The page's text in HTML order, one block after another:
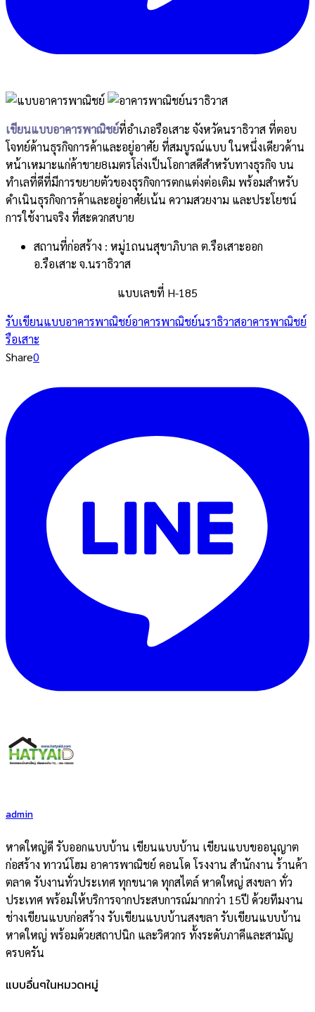
เขียนแบบอาคารพาณิชย์ที่อำเภอรือเสาะ จังหวัดนราธิวาส ที่ตอบ
โจทย์ด้านธุรกิจการค้าและอยู่อาศัย ที่สมบูรณ์แบบ ในหนึ่งเดียวด้าน
หน้าเหมาะแก่ค้าขาย8เมตรโล่งเป็นโอกาสดีสำหรับทางธุรกิจ บน
ทำเลที่ดีที่มีการขยายตัวของธุรกิจการตกแต่งต่อเติม พร้อมสำหรับ
ดำเนินธุรกิจการค้าและอยู่อาศัยเน้น ความสวยงาม และประโยชน์
การใช้งานจริง ที่สะดวกสบาย
สถานที่ก่อสร้าง : หมู่1ถนนสุขาภิบาล ต.รือเสาะออก
อ.รือเสาะ จ.นราธิวาส
แบบเลขที่ H-185
รับเขียนแบบอาคารพาณิชย์อาคารพาณิชย์นราธิวาสอาคารพาณิชย์
รือเสาะ
Share0
admin
หาดใหญ่ดี รับออกแบบบ้าน เขียนแบบบ้าน เขียนแบบขออนุญาต
ก่อสร้าง ทาวน์โฮม อาคารพาณิชย์ คอนโด โรงงาน สำนักงาน ร้านค้า
ตลาด รับงานทั่วประเทศ ทุกขนาด ทุกสไตล์ หาดใหญ่ สงขลา ทั่ว
ประเทศ พร้อมให้บริการจากประสบการณ์มากกว่า 15ปี ด้วยทีมงาน
ช่างเขียนแบบก่อสร้าง รับเขียนแบบบ้านสงขลา รับเขียนแบบบ้าน
หาดใหญ่ พร้อมด้วยสถาปนิก และวิศวกร ทั้งระดับภาคีและสามัญ
ครบครัน
แบบอื่นๆในหมวดหมู่